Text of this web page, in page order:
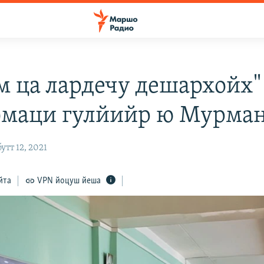
ца лардечу
гулйийр ю
12, 2021
VPN йоцуш йеша